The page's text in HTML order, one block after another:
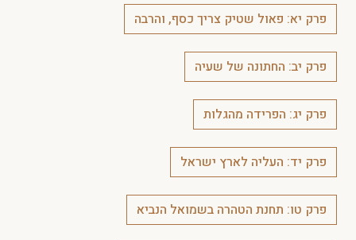
פרק יא: פאול שטיק צריך כסף, והרבה
פרק יב: החתונה של שעיה
פרק יג: הפרידה מהגלות
פרק יד: העליה לארץ ישראל
פרק טו: תחנת הטהרה בשמואל הנביא